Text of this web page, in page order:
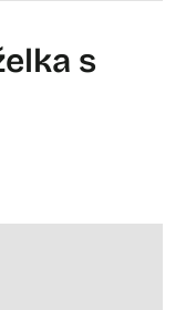
s